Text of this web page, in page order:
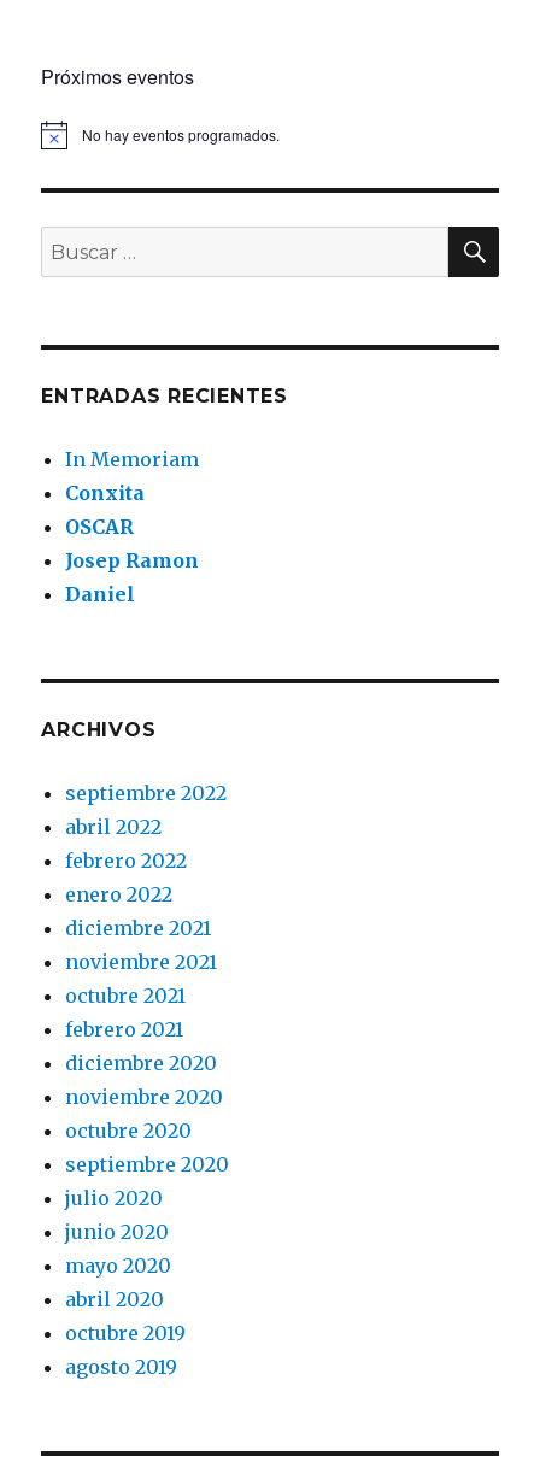
Próximos eventos
No hay eventos programados.
Buscar
por:
ENTRADAS RECIENTES
In Memoriam
Conxita
OSCAR
Josep Ramon
Daniel
ARCHIVOS
septiembre 2022
abril 2022
febrero 2022
enero 2022
diciembre 2021
noviembre 2021
octubre 2021
febrero 2021
diciembre 2020
noviembre 2020
octubre 2020
septiembre 2020
julio 2020
junio 2020
mayo 2020
abril 2020
octubre 2019
agosto 2019